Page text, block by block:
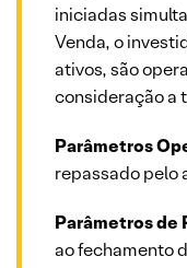
iniciadas
Venda, o
ativos, são
consideração a
Parâmetros
repassado pelo
Parâmetros de
ao fechamento